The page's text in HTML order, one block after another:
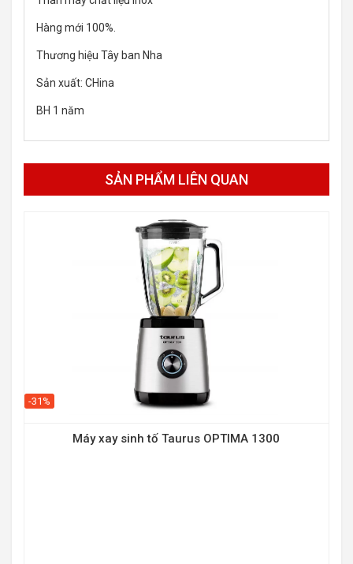
Hàng mới 100%.
Thương hiệu Tây ban Nha
Sản xuất: CHina
BH 1 năm
SẢN PHẨM LIÊN QUAN
-31%
Máy xay sinh tố Taurus OPTIMA 1300